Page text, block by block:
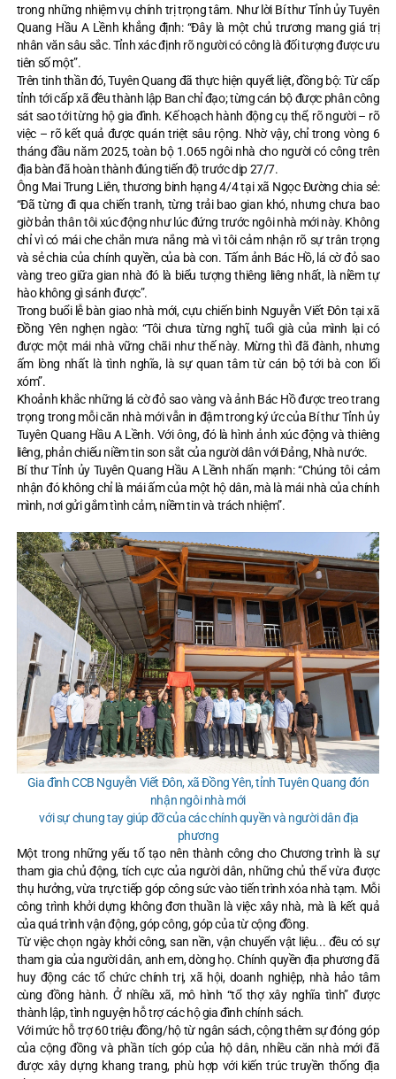
trong những nhiệm vụ chính trị trọng tâm. Như lời Bí thư Tỉnh ủy Tuyên
Quang Hầu A Lềnh khẳng định: “Đây là một chủ trương mang giá trị
nhân văn sâu sắc. Tỉnh xác định rõ người có công là đối tượng được ưu
tiên số một”.
Trên tinh thần đó, Tuyên Quang đã thực hiện quyết liệt, đồng bộ: Từ cấp
tỉnh tới cấp xã đều thành lập Ban chỉ đạo; từng cán bộ được phân công
sát sao tới từng hộ gia đình. Kế hoạch hành động cụ thể, rõ người – rõ
việc – rõ kết quả được quán triệt sâu rộng. Nhờ vậy, chỉ trong vòng 6
tháng đầu năm 2025, toàn bộ 1.065 ngôi nhà cho người có công trên
địa bàn đã hoàn thành đúng tiến độ trước dịp 27/7.
Ông Mai Trung Liên, thương binh hạng 4/4 tại xã Ngọc Đường chia sẻ:
“Đã từng đi qua chiến tranh, từng trải bao gian khó, nhưng chưa bao
giờ bản thân tôi xúc động như lúc đứng trước ngôi nhà mới này. Không
chỉ vì có mái che chắn mưa nắng mà vì tôi cảm nhận rõ sự trân trọng
và sẻ chia của chính quyền, của bà con. Tấm ảnh Bác Hồ, lá cờ đỏ sao
vàng treo giữa gian nhà đó là biểu tượng thiêng liêng nhất, là niềm tự
hào không gì sánh được”.
Trong buổi lễ bàn giao nhà mới, cựu chiến binh Nguyễn Viết Đôn tại xã
Đồng Yên nghẹn ngào: “Tôi chưa từng nghĩ, tuổi già của mình lại có
được một mái nhà vững chãi như thế này. Mừng thì đã đành, nhưng
ấm lòng nhất là tình nghĩa, là sự quan tâm từ cán bộ tới bà con lối
xóm”.
Khoảnh khắc những lá cờ đỏ sao vàng và ảnh Bác Hồ được treo trang
trọng trong mỗi căn nhà mới vẫn in đậm trong ký ức của Bí thư Tỉnh ủy
Tuyên Quang Hầu A Lềnh. Với ông, đó là hình ảnh xúc động và thiêng
liêng, phản chiếu niềm tin son sắt của người dân với Đảng, Nhà nước.
Bí thư Tỉnh ủy Tuyên Quang Hầu A Lềnh nhấn mạnh: “Chúng tôi cảm
nhận đó không chỉ là mái ấm của một hộ dân, mà là mái nhà của chính
mình, nơi gửi gắm tình cảm, niềm tin và trách nhiệm”.
Gia đình CCB Nguyễn Viết Đôn, xã Đồng Yên, tỉnh Tuyên Quang đón
nhận ngôi nhà mới
với sự chung tay giúp đỡ của các chính quyền và người dân địa
phương
Một trong những yếu tố tạo nên thành công cho Chương trình là sự
tham gia chủ động, tích cực của người dân, những chủ thể vừa được
thụ hưởng, vừa trực tiếp góp công sức vào tiến trình xóa nhà tạm. Mỗi
công trình khởi dựng không đơn thuần là việc xây nhà, mà là kết quả
của quá trình vận động, góp công, góp của từ cộng đồng.
Từ việc chọn ngày khởi công, san nền, vận chuyển vật liệu... đều có sự
tham gia của người dân, anh em, dòng họ. Chính quyền địa phương đã
huy động các tổ chức chính trị, xã hội, doanh nghiệp, nhà hảo tâm
cùng đồng hành. Ở nhiều xã, mô hình “tổ thợ xây nghĩa tình” được
thành lập, tình nguyện hỗ trợ các hộ gia đình chính sách.
Với mức hỗ trợ 60 triệu đồng/hộ từ ngân sách, cộng thêm sự đóng góp
của cộng đồng và phần tích góp của hộ dân, nhiều căn nhà mới đã
được xây dựng khang trang, phù hợp với kiến trúc truyền thống địa